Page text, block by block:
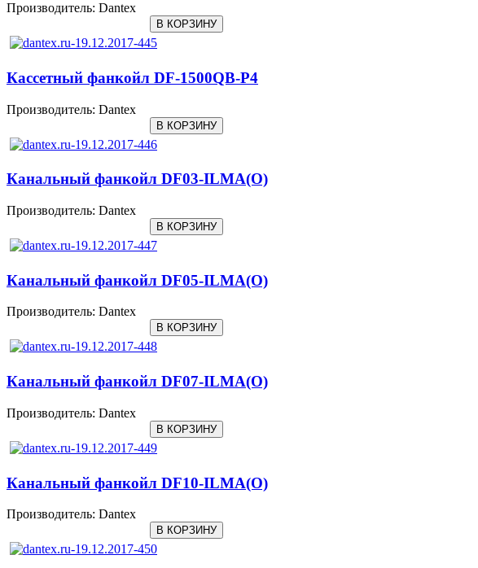
Производитель: Dantex
Кассетный фанкойл DF-1500QB-P4
Производитель: Dantex
Канальный фанкойл DF03-ILMA(O)
Производитель: Dantex
Канальный фанкойл DF05-ILMA(O)
Производитель: Dantex
Канальный фанкойл DF07-ILMA(O)
Производитель: Dantex
Канальный фанкойл DF10-ILMA(O)
Производитель: Dantex